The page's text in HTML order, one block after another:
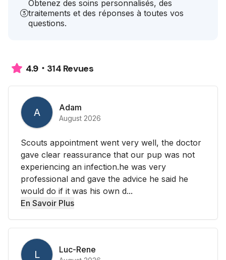
Obtenez des soins personnalisés, des
traitements et des réponses à toutes vos
questions.
4.9 314 Revues
A Adam
August 2026
Scouts appointment went very well, the doctor
gave clear reassurance that our pup was not
experiencing an infection.he was very
professional and gave the advice he said he
would do if it was his own d...
En Savoir Plus
L Luc-Rene